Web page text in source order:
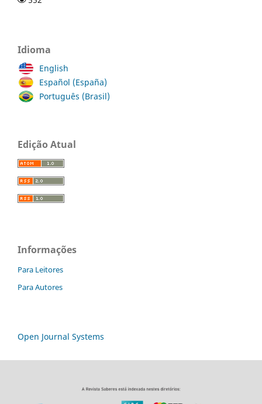
Idioma
English
Español (España)
Português (Brasil)
Edição Atual
Informações
Para Leitores
Para Autores
Open Journal Systems